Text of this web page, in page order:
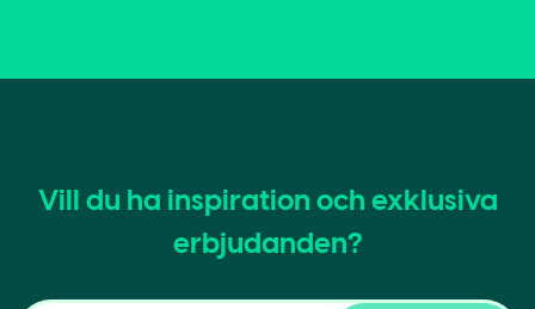
Vill du ha inspiration och exklusiva
erbjudanden?